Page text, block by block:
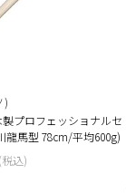
)
プロフェッショナルセ
龍馬型 78cm/平均600g)
(税込)